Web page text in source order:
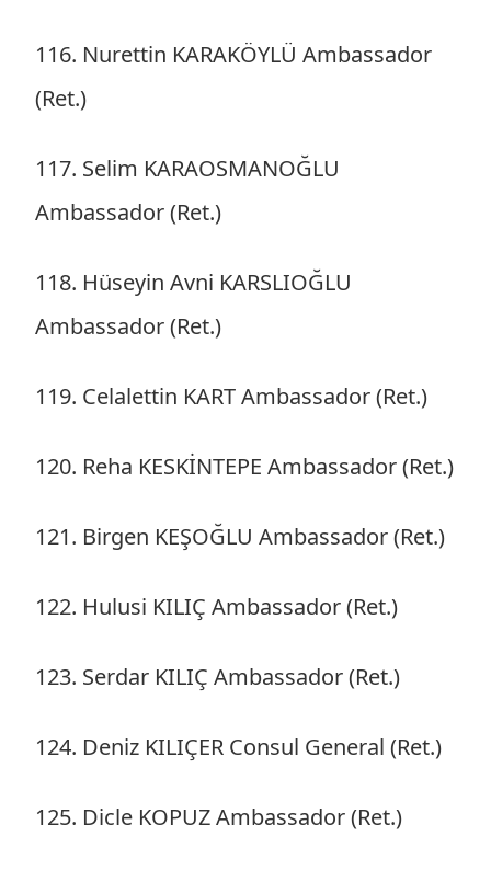
116. Nurettin KARAKÖYLÜ Ambassador
(Ret.)
117. Selim KARAOSMANOĞLU
Ambassador (Ret.)
118. Hüseyin Avni KARSLIOĞLU
Ambassador (Ret.)
119. Celalettin KART Ambassador (Ret.)
120. Reha KESKİNTEPE Ambassador (Ret.)
121. Birgen KEŞOĞLU Ambassador (Ret.)
122. Hulusi KILIÇ Ambassador (Ret.)
123. Serdar KILIÇ Ambassador (Ret.)
124. Deniz KILIÇER Consul General (Ret.)
125. Dicle KOPUZ Ambassador (Ret.)